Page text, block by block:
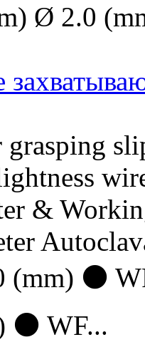
Ø 2.0
&
(mm) ⚫
⚫ WF...